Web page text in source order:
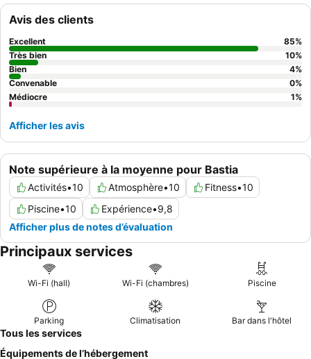
Note supérieure à la moyenne pour Bastia
Activités•10 Atmosphère•10 Fitness•10
Piscine•10 Expérience•9,8
Afficher plus de notes d’évaluation
Avis des clients
Excellent 85%
Très bien
10%
Bien
4%
Convenable
0%
Médiocre
1%
Afficher les avis
Principaux services
Wi-Fi (hall) Wi-Fi (chambres) Piscine
Parking Climatisation Bar dans l'hôtel
Tous les services
Équipements de l’hébergement